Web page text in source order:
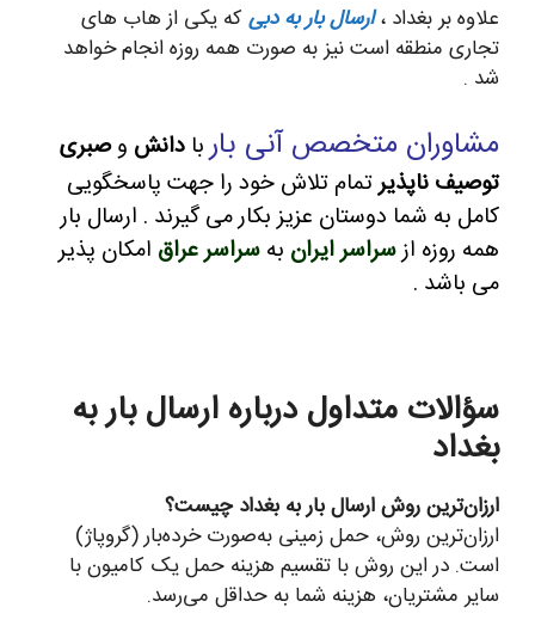
علاوه بر بغداد ،ارسال بار به دبی که یکی از هاب های
تجاری منطقه است نیز به صورت همه روزه انجام خواهد
شد .
مشاوران متخصص آنی باربا دانش وصبری
توصیف ناپذیرتمام تلاش خود را جهت پاسخگویی
کامل به شما دوستان عزیز بکار می گیرند . ارسال بار
همه روزه ازسراسر ایران به سراسر عراق امکان پذیر
می باشد .
سؤالات متداول درباره ارسال بار به
بغداد
ارزان‌ترین روش ارسال بار به بغداد چیست؟
ارزان‌ترین روش، حمل زمینی به‌صورت خرده‌بار (گروپاژ)
است. در این روش با تقسیم هزینه حمل یک کامیون با
سایر مشتریان، هزینه شما به حداقل می‌رسد.